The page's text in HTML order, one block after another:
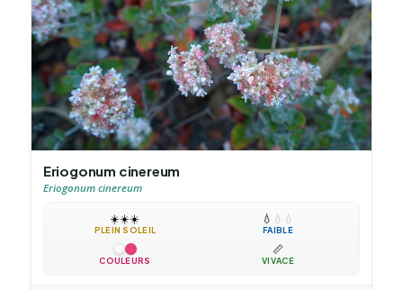
Eriogonum cinereum
Eriogonum cinereum
☀️☀️☀️
PLEIN SOLEIL
💧 💧 💧
FAIBLE
COULEURS
📏
VIVACE